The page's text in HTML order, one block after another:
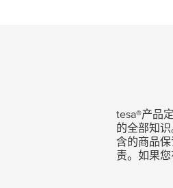
tesa®产品
的全部知
含的商品
责。如果